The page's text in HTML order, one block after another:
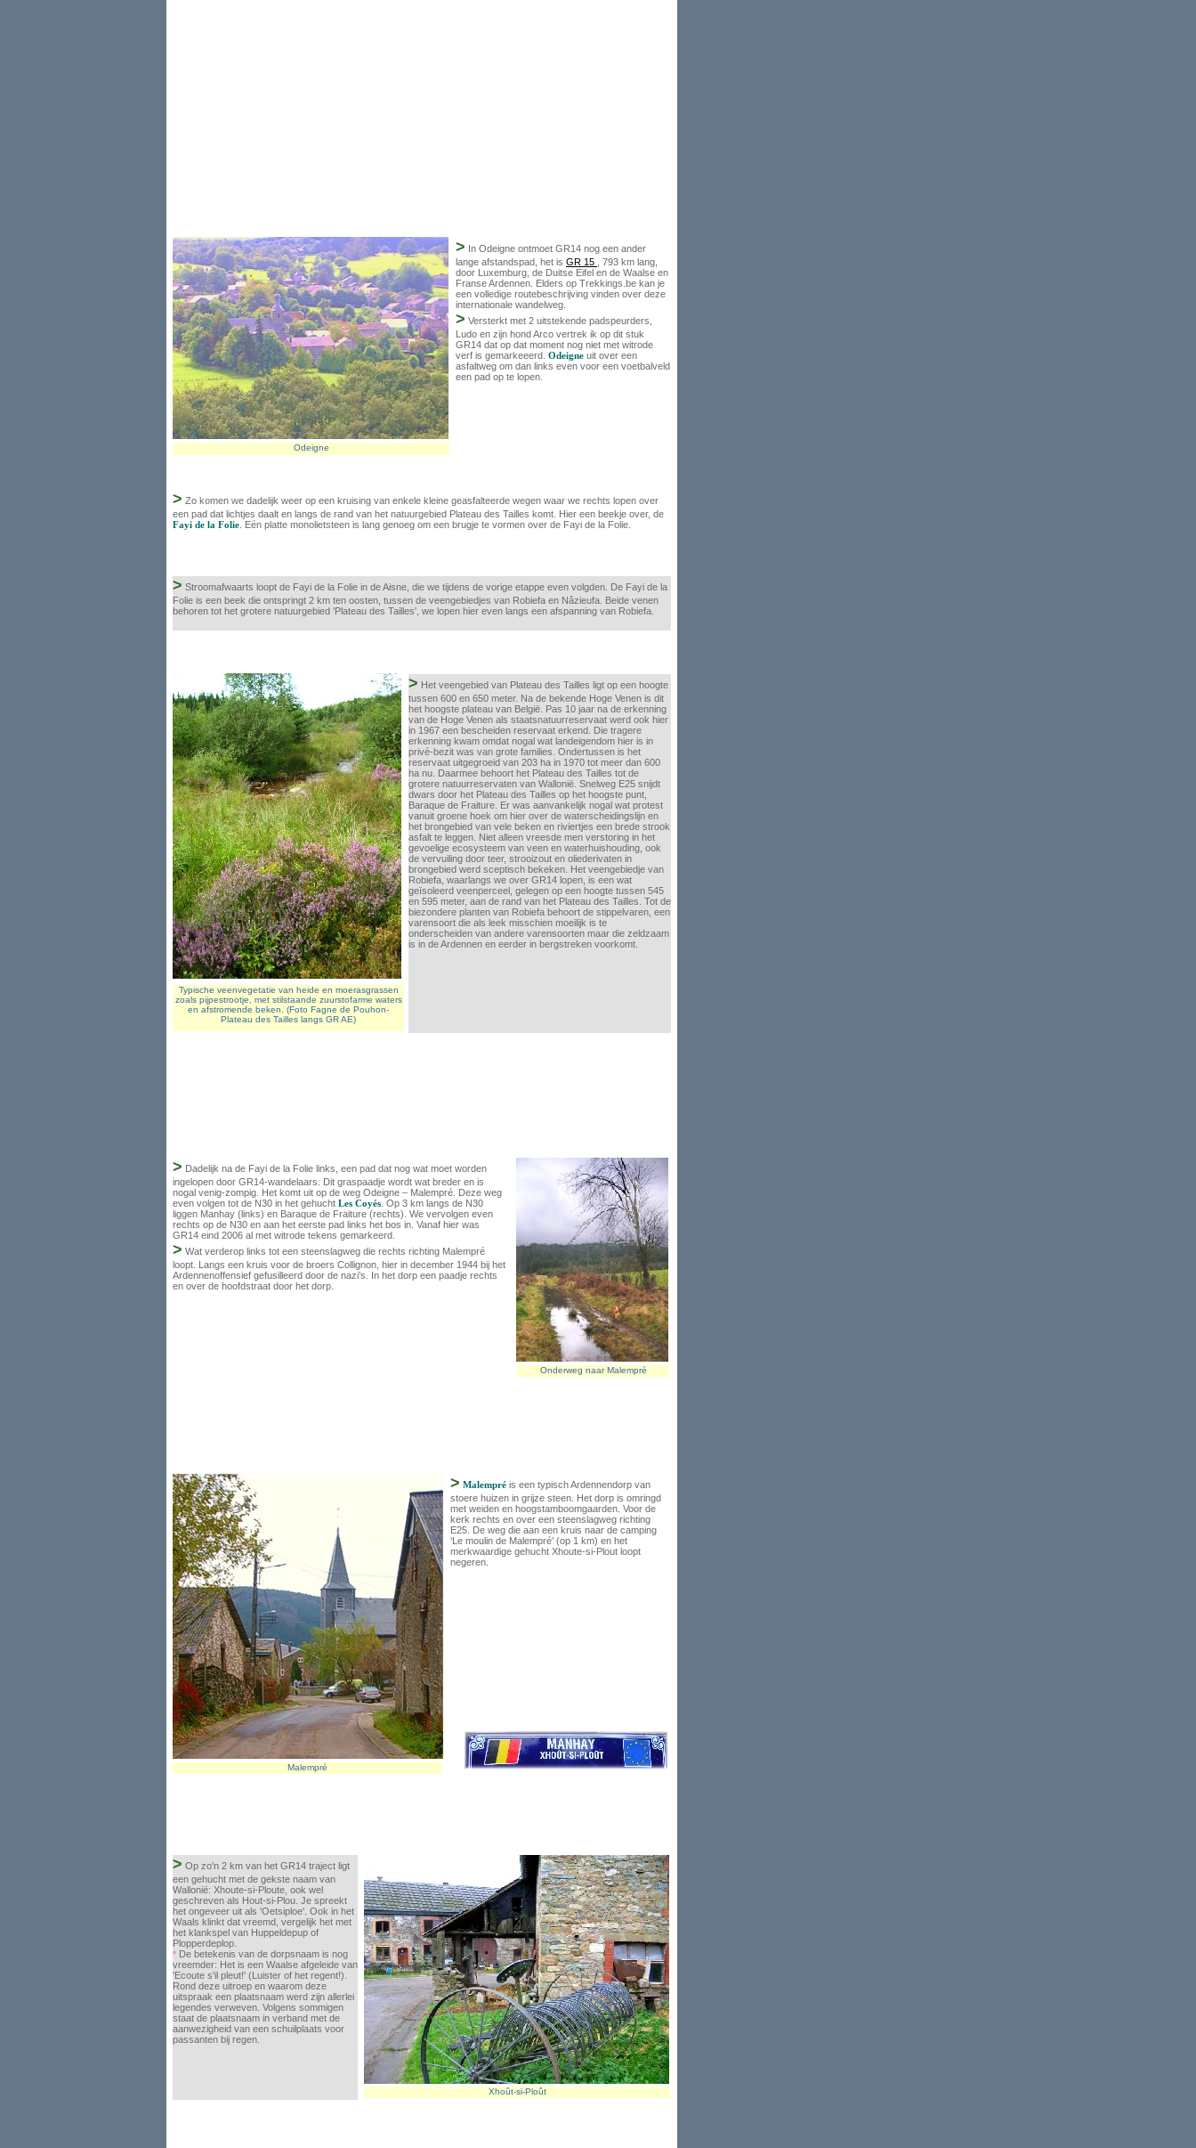
Odeigne
Xhoût-si-Ploût
> Malempré is een typisch Ardennendorp van
stoere huizen in grijze steen. Het dorp is omringd
met weiden en hoogstamboomgaarden. Voor de
kerk rechts en over een steenslagweg richting
E25. De weg die aan een kruis naar de camping
‘Le moulin de Malempré’ (op 1 km) en het
merkwaardige gehucht Xhoute-si-Plout loopt
negeren.
Onderweg naar Malempré
> Zo komen we dadelijk weer op een kruising van enkele kleine geasfalteerde wegen waar we rechts lopen over
een pad dat lichtjes daalt en langs de rand van het natuurgebied Plateau des Tailles komt. Hier een beekje over, de
Fayi de la Folie . Eén platte monolietsteen is lang genoeg om een brugje te vormen over de Fayi de la Folie.
> Op zo'n 2 km van het GR14 traject ligt
een gehucht met de gekste naam van
Wallonië: Xhoute-si-Ploute, ook wel
geschreven als Hout-si-Plou. Je spreekt
het ongeveer uit als 'Oetsiploe'. Ook in het
Waals klinkt dat vreemd, vergelijk het met
het klankspel van Huppeldepup of
Plopperdeplop.
° De betekenis van de dorpsnaam is nog
vreemder: Het is een Waalse afgeleide van
'Ecoute s'il pleut!' (Luister of het regent!).
Rond deze uitroep en waarom deze
uitspraak een plaatsnaam werd zijn allerlei
legendes verweven. Volgens sommigen
staat de plaatsnaam in verband met de
aanwezigheid van een schuilplaats voor
passanten bij regen.
> In Odeigne ontmoet GR14 nog een ander
lange afstandspad, het is GR 15
, 793 km lang,
door Luxemburg, de Duitse Eifel en de Waalse en
Franse Ardennen. Elders op Trekkings.be kan je
een volledige routebeschrijving vinden over deze
internationale wandelweg.
> Versterkt met 2 uitstekende padspeurders,
Ludo en zijn hond Arco vertrek ik op dit stuk
GR14 dat op dat moment nog niet met witrode
verf is gemarkeeerd. Odeigne uit over een
asfaltweg om dan links even voor een voetbalveld
een pad op te lopen.
> Het veengebied van Plateau des Tailles ligt op een hoogte
tussen 600 en 650 meter. Na de bekende Hoge Venen is dit
het hoogste plateau van België. Pas 10 jaar na de erkenning
van de Hoge Venen als staatsnatuurreservaat werd ook hier
in 1967 een bescheiden reservaat erkend. Die tragere
erkenning kwam omdat nogal wat landeigendom hier is in
privé-bezit was van grote families. Ondertussen is het
reservaat uitgegroeid van 203 ha in 1970 tot meer dan 600
ha nu. Daarmee behoort het Plateau des Tailles tot de
grotere natuurreservaten van Wallonië. Snelweg E25 snijdt
dwars door het Plateau des Tailles op het hoogste punt,
Baraque de Fraiture. Er was aanvankelijk nogal wat protest
vanuit groene hoek om hier over de waterscheidingslijn en
het brongebied van vele beken en riviertjes een brede strook
asfalt te leggen. Niet alleen vreesde men verstoring in het
gevoelige ecosysteem van veen en waterhuishouding, ook
de vervuiling door teer, strooizout en oliederivaten in
brongebied werd sceptisch bekeken. Het veengebiedje van
Robiefa, waarlangs we over GR14 lopen, is een wat
geïsoleerd veenperceel, gelegen op een hoogte tussen 545
en 595 meter, aan de rand van het Plateau des Tailles. Tot de
biezondere planten van Robiefa behoort de stippelvaren, een
varensoort die als leek misschien moeilijk is te
onderscheiden van andere varensoorten maar die zeldzaam
is in de Ardennen en eerder in bergstreken voorkomt.
Typische veenvegetatie van heide en moerasgrassen
zoals pijpestrootje, met stilstaande zuurstofarme waters
en afstromende beken. (Foto Fagne de Pouhon-
Plateau des Tailles langs GR AE)
Malempré
> Stroomafwaarts loopt de Fayi de la Folie in de Aisne, die we tijdens de vorige etappe even volgden. De Fayi de la
Folie is een beek die ontspringt 2 km ten oosten, tussen de veengebiedjes van Robiefa en Nâzieufa. Beide venen
behoren tot het grotere natuurgebied 'Plateau des Tailles', we lopen hier even langs een afspanning van Robiefa.
> Dadelijk na de Fayi de la Folie links, een pad dat nog wat moet worden
ingelopen door GR14-wandelaars. Dit graspaadje wordt wat breder en is
nogal venig-zompig. Het komt uit op de weg Odeigne – Malempré. Deze weg
even volgen tot de N30 in het gehucht Les Coyés . Op 3 km langs de N30
liggen Manhay (links) en Baraque de Fraiture (rechts). We vervolgen even
rechts op de N30 en aan het eerste pad links het bos in. Vanaf hier was
GR14 eind 2006 al met witrode tekens gemarkeerd.
> Wat verderop links tot een steenslagweg die rechts richting Malempré
loopt. Langs een kruis voor de broers Collignon, hier in december 1944 bij het
Ardennenoffensief gefusilleerd door de nazi’s. In het dorp een paadje rechts
en over de hoofdstraat door het dorp.